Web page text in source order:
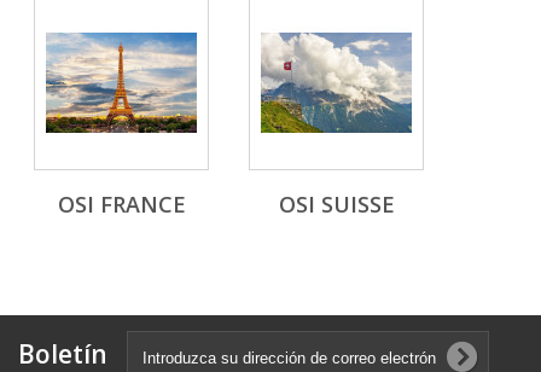
OSI FRANCE OSI SUISSE
Boletín